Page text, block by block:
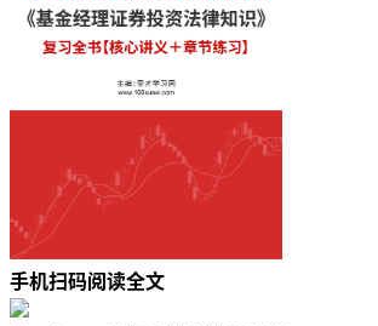
手机扫码阅读全文